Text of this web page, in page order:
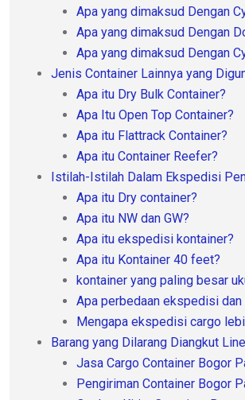
Apa yang dimaksud Dengan
Apa yang dimaksud Dengan
Apa yang dimaksud Dengan
Jenis Container Lainnya yang
Apa itu Dry Bulk Container?
Apa Itu Open Top Container?
Apa itu Flattrack Container?
Apa itu Container Reefer?
Istilah-Istilah Dalam Ekspedisi
Apa itu Dry container?
Apa itu NW dan GW?
Apa itu ekspedisi kontainer?
Apa itu Kontainer 40 feet?
kontainer yang paling besar
Apa perbedaan ekspedisi dan
Mengapa ekspedisi cargo
Barang yang Dilarang Diangkut
Jasa Cargo Container Bogor
Pengiriman Container Bogor